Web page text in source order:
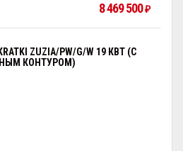
8 469 500₽
ZUZIA/PW/G/W 19 КВТ (С
КОНТУРОМ)